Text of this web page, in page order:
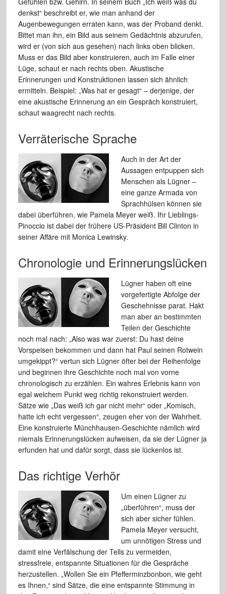
denkst“ beschreibt er, wie man anhand der
Augenbewegungen erraten kann, was der Proband denkt.
Bittet man ihn, ein Bild aus seinem Gedächtnis abzurufen,
wird er (von sich aus gesehen) nach links oben blicken.
Muss er das Bild aber konstruieren, auch im Falle einer
Lüge, schaut er nach rechts oben. Akustische
Erinnerungen und Konstruktionen lassen sich ähnlich
ermitteln. Beispiel: „Was hat er gesagt“ – derjenige, der
eine akustische Erinnerung an ein Gespräch konstruiert,
schaut waagrecht nach rechts.
Verräterische Sprache
Auch in der Art der
Aussagen entpuppen sich
Menschen als Lügner –
eine ganze Armada von
Sprachhülsen können sie
dabei überführen, wie Pamela Meyer weiß. Ihr Lieblings-
Pinoccio ist dabei der frühere US-Präsident Bill Clinton in
seiner Affäre mit Monica Lewinsky.
Chronologie und Erinnerungslücken
Lügner haben oft eine
vorgefertigte Abfolge der
Geschehnisse parat. Hakt
man aber an bestimmten
Teilen der Geschichte
noch mal nach: „Also was war zuerst: Du hast deine
Vorspeisen bekommen und dann hat Paul seinen Rotwein
umgekippt?“ vertun sich Lügner öfter bei der Reihenfolge
und beginnen ihre Geschichte noch mal von vorne
chronologisch zu erzählen. Ein wahres Erlebnis kann von
egal welchem Punkt weg richtig rekonstruiert werden.
Sätze wie „Das weiß ich gar nicht mehr“ oder „Komisch,
hatte ich echt vergessen“, zeugen eher von der Wahrheit.
Eine konstruierte Münchhausen-Geschichte nämlich wird
niemals Erinnerungslücken aufweisen, da sie der Lügner ja
erfunden hat und dafür sorgt, dass sie lückenlos ist.
Das richtige Verhör
Um einen Lügner zu
„überführen“, muss der
sich aber sicher fühlen.
Pamela Meyer versucht,
um unnötigen Stress und
damit eine Verfälschung der Tells zu vermeiden,
stressfreie, entspannte Situationen für die Gespräche
herzustellen. „Wollen Sie ein Pfefferminzbonbon, wie geht
es Ihnen,“ sind Sätze, die eine entspannte Stimmung in